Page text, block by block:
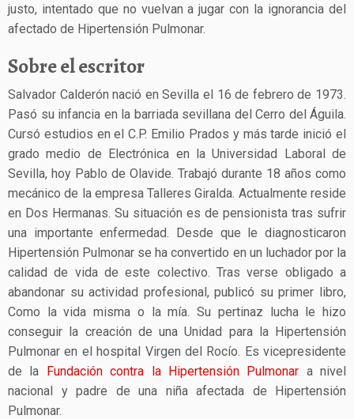
justo, intentado que no vuelvan a jugar con la ignorancia del
afectado de Hipertensión Pulmonar.
Sobre el escritor
Salvador Calderón nació en Sevilla el 16 de febrero de 1973.
Pasó su infancia en la barriada sevillana del Cerro del Águila.
Cursó estudios en el C.P. Emilio Prados y más tarde inició el
grado medio de Electrónica en la Universidad Laboral de
Sevilla, hoy Pablo de Olavide. Trabajó durante 18 años como
mecánico de la empresa Talleres Giralda. Actualmente reside
en Dos Hermanas. Su situación es de pensionista tras sufrir
una importante enfermedad. Desde que le diagnosticaron
Hipertensión Pulmonar se ha convertido en un luchador por la
calidad de vida de este colectivo. Tras verse obligado a
abandonar su actividad profesional, publicó su primer libro,
Como la vida misma o la mía. Su pertinaz lucha le hizo
conseguir la creación de una Unidad para la Hipertensión
Pulmonar en el hospital Virgen del Rocío. Es vicepresidente
de la Fundación contra la Hipertensión Pulmonar a nivel
nacional y padre de una niña afectada de Hipertensión
Pulmonar.